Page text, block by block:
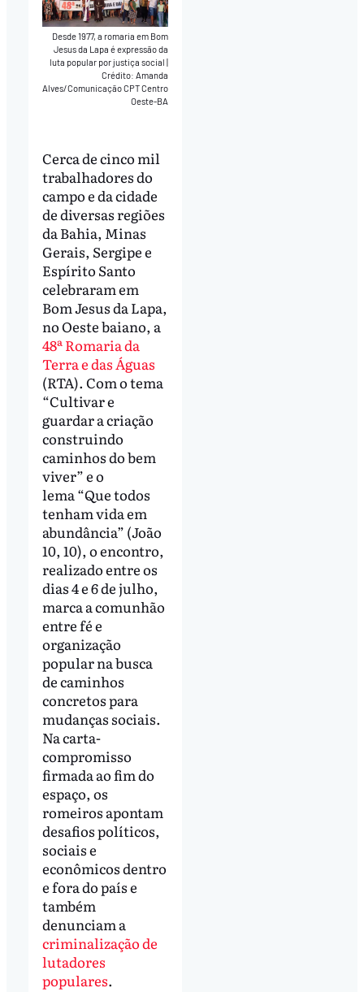
Desde 1977, a romaria em Bom
Jesus da Lapa é expressão da
luta popular por justiça social|
Crédito: Amanda
Alves/Comunicação CPT Centro
Oeste-BA
Cerca de cinco mil
trabalhadores do
campo e da cidade
de diversas regiões
da Bahia, Minas
Gerais, Sergipe e
Espírito Santo
celebraram em
Bom Jesus da Lapa,
no Oeste baiano, a
48ª Romaria da
Terra e das Águas
(RTA). Com o tema
“Cultivar e
guardar a criação
construindo
caminhos do bem
viver” e o
lema “Que todos
tenham vida em
abundância” (João
10, 10), o encontro,
realizado entre os
dias 4 e 6 de julho,
marca a comunhão
entre fé e
organização
popular na busca
de caminhos
concretos para
mudanças sociais.
Na carta-
compromisso
firmada ao fim do
espaço, os
romeiros apontam
desafios políticos,
sociais e
econômicos dentro
e fora do país e
também
denunciam a
criminalização de
lutadores
populares.